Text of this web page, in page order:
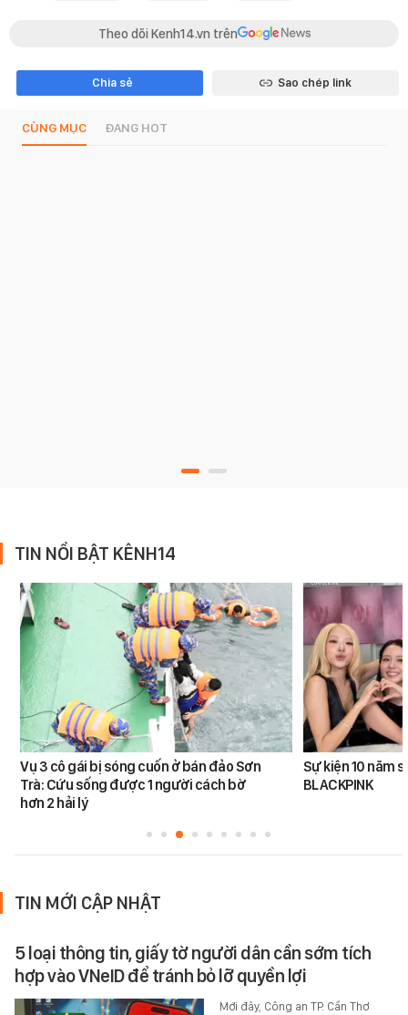
Theo dõi Kenh14.vn trên
Chia sẻ Sao chép link
CÙNG MỤC ĐANG HOT
TIN NỔI BẬT KÊNH14
Vụ 3 cô gái bị sóng cuốn ở bán đảo Sơn
Trà: Cứu sống được 1 người cách bờ
hơn 2 hải lý
Sự kiện 10 năm
BLACKPINK
TIN MỚI CẬP NHẬT
5 loại thông tin, giấy tờ người dân cần sớm tích
hợp vào VNeID để tránh bỏ lỡ quyền lợi
Mới đây, Công an TP. Cần Thơ